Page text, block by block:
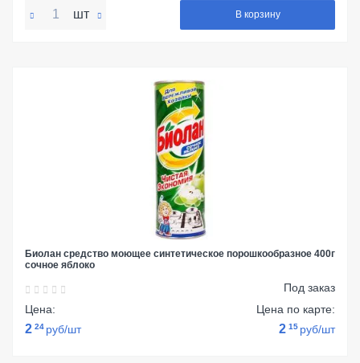
шт В корзину
Биолан средство моющее синтетическое порошкообразное 400г
сочное яблоко
Под заказ
Цена:
2 24 руб/шт
Цена по карте:
2 15 руб/шт